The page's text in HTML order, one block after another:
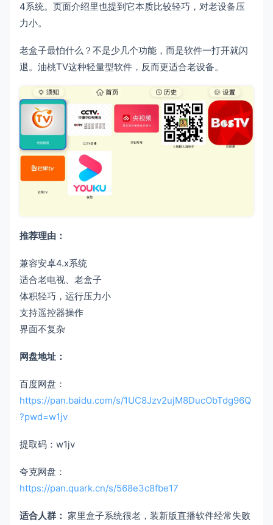
4系统。页面介绍里也提到它本质比较轻巧，对老设备压
力小。
老盒子最怕什么？不是少几个功能，而是软件一打开就闪
退。油桃TV这种轻量型软件，反而更适合老设备。
推荐理由：
兼容安卓4.x系统
适合老电视、老盒子
体积轻巧，运行压力小
支持遥控器操作
界面不复杂
网盘地址：
百度网盘：
https://pan.baidu.com/s/1UC8Jzv2ujM8DucObTdg96Q
?pwd=w1jv
提取码：w1jv
夸克网盘：
https://pan.quark.cn/s/568e3c8fbe17
适合人群： 家里盒子系统很老，装新版直播软件经常失败